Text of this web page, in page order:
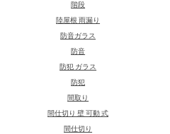
階段
陸屋根 雨漏り
防音ガラス
防音
防犯 ガラス
防犯
間取り
間仕切り 壁 可動 式
間仕切り